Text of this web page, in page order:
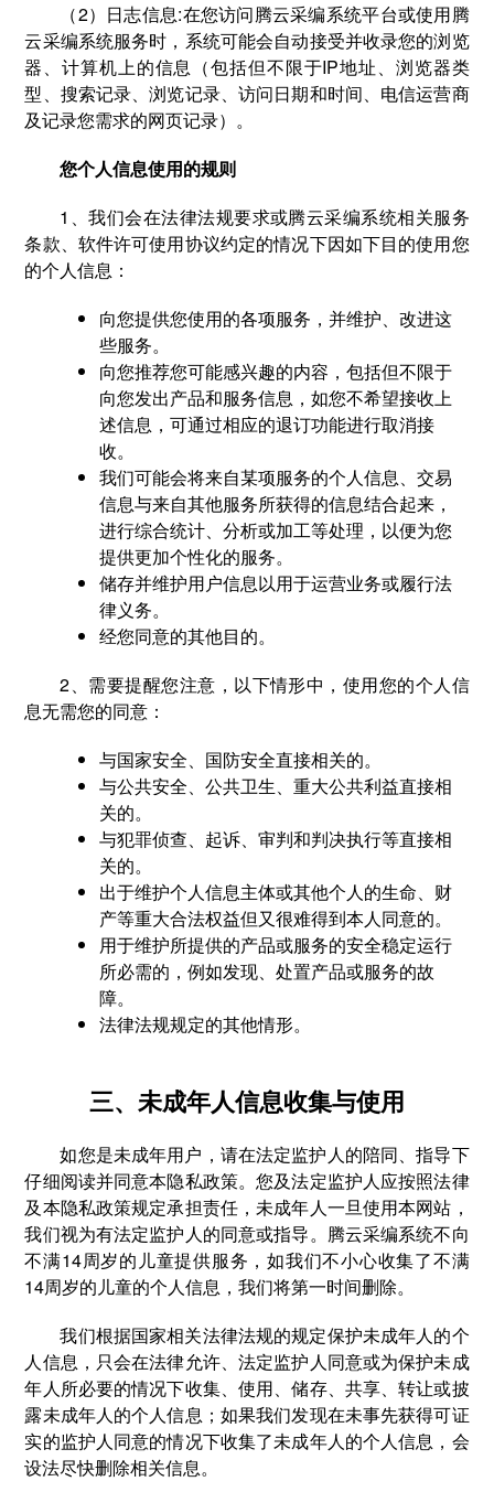
（2）日志信息:在您访问腾云采编系统平台或使用腾
云采编系统服务时，系统可能会自动接受并收录您的浏览
器、计算机上的信息（包括但不限于IP地址、浏览器类
型、搜索记录、浏览记录、访问日期和时间、电信运营商
及记录您需求的网页记录）。
您个人信息使用的规则
1、我们会在法律法规要求或腾云采编系统相关服务
条款、软件许可使用协议约定的情况下因如下目的使用您
的个人信息：
向您提供您使用的各项服务，并维护、改进这
些服务。
向您推荐您可能感兴趣的内容，包括但不限于
向您发出产品和服务信息，如您不希望接收上
述信息，可通过相应的退订功能进行取消接
收。
我们可能会将来自某项服务的个人信息、交易
信息与来自其他服务所获得的信息结合起来，
进行综合统计、分析或加工等处理，以便为您
提供更加个性化的服务。
储存并维护用户信息以用于运营业务或履行法
律义务。
经您同意的其他目的。
2、需要提醒您注意，以下情形中，使用您的个人信
息无需您的同意：
与国家安全、国防安全直接相关的。
与公共安全、公共卫生、重大公共利益直接相
关的。
与犯罪侦查、起诉、审判和判决执行等直接相
关的。
出于维护个人信息主体或其他个人的生命、财
产等重大合法权益但又很难得到本人同意的。
用于维护所提供的产品或服务的安全稳定运行
所必需的，例如发现、处置产品或服务的故
障。
法律法规规定的其他情形。
三、未成年人信息收集与使用
如您是未成年用户，请在法定监护人的陪同、指导下
仔细阅读并同意本隐私政策。您及法定监护人应按照法律
及本隐私政策规定承担责任，未成年人一旦使用本网站，
我们视为有法定监护人的同意或指导。腾云采编系统不向
不满14周岁的儿童提供服务，如我们不小心收集了不满
14周岁的儿童的个人信息，我们将第一时间删除。
我们根据国家相关法律法规的规定保护未成年人的个
人信息，只会在法律允许、法定监护人同意或为保护未成
年人所必要的情况下收集、使用、储存、共享、转让或披
露未成年人的个人信息；如果我们发现在未事先获得可证
实的监护人同意的情况下收集了未成年人的个人信息，会
设法尽快删除相关信息。